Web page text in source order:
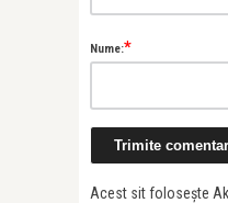
Nume:*
Acest sit folosește